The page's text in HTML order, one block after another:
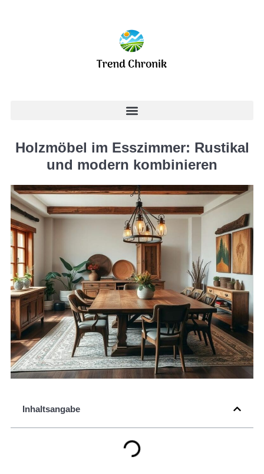
Holzmöbel im Esszimmer: Rustikal
und modern kombinieren
Inhaltsangabe